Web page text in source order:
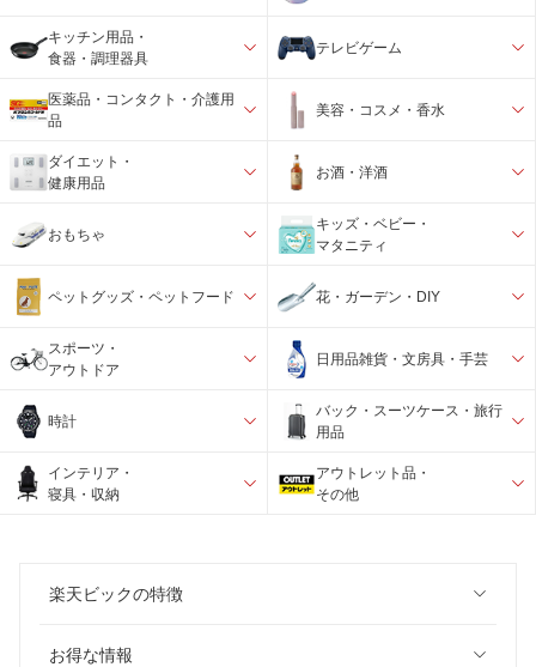
キッチン用品・
食器・調理器具
テレビゲーム
医薬品・コンタクト・介護用
品
美容・コスメ・香水
ダイエット・
健康用品
お酒・洋酒
おもちゃ
キッズ・ベビー・
マタニティ
ペットグッズ・ペットフード 花・ガーデン・DIY
スポーツ・
アウトドア
日用品雑貨・文房具・手芸
時計
バック・スーツケース・旅行
用品
インテリア・
寝具・収納
アウトレット品・
その他
楽天ビックの特徴
お得な情報